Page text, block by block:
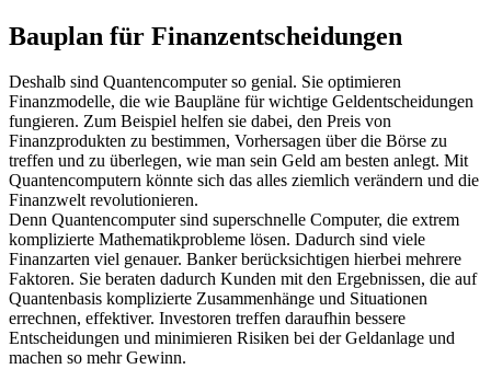
Bauplan für Finanzentscheidungen
Deshalb sind Quantencomputer so genial. Sie optimieren
Finanzmodelle, die wie Baupläne für wichtige Geldentscheidungen
fungieren. Zum Beispiel helfen sie dabei, den Preis von
Finanzprodukten zu bestimmen, Vorhersagen über die Börse zu
treffen und zu überlegen, wie man sein Geld am besten anlegt. Mit
Quantencomputern könnte sich das alles ziemlich verändern und die
Finanzwelt revolutionieren.
Denn Quantencomputer sind superschnelle Computer, die extrem
komplizierte Mathematikprobleme lösen. Dadurch sind viele
Finanzarten viel genauer. Banker berücksichtigen hierbei mehrere
Faktoren. Sie beraten dadurch Kunden mit den Ergebnissen, die auf
Quantenbasis komplizierte Zusammenhänge und Situationen
errechnen, effektiver. Investoren treffen daraufhin bessere
Entscheidungen und minimieren Risiken bei der Geldanlage und
machen so mehr Gewinn.